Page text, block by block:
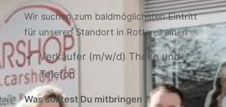
Wir suchen zum baldmöglichsten Eintritt
für unseren Standort in Rottweil einen
Verkäufer (m/w/d) Theke und
Telefon
Was solltest Du mitbringen ?